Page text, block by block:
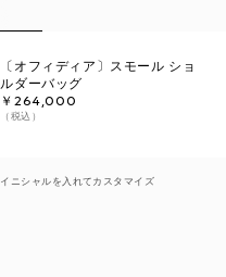
〔オフィディア〕スモール ショ
ルダーバッグ
￥264,000
（税込）
イニシャルを入れてカスタマイズ